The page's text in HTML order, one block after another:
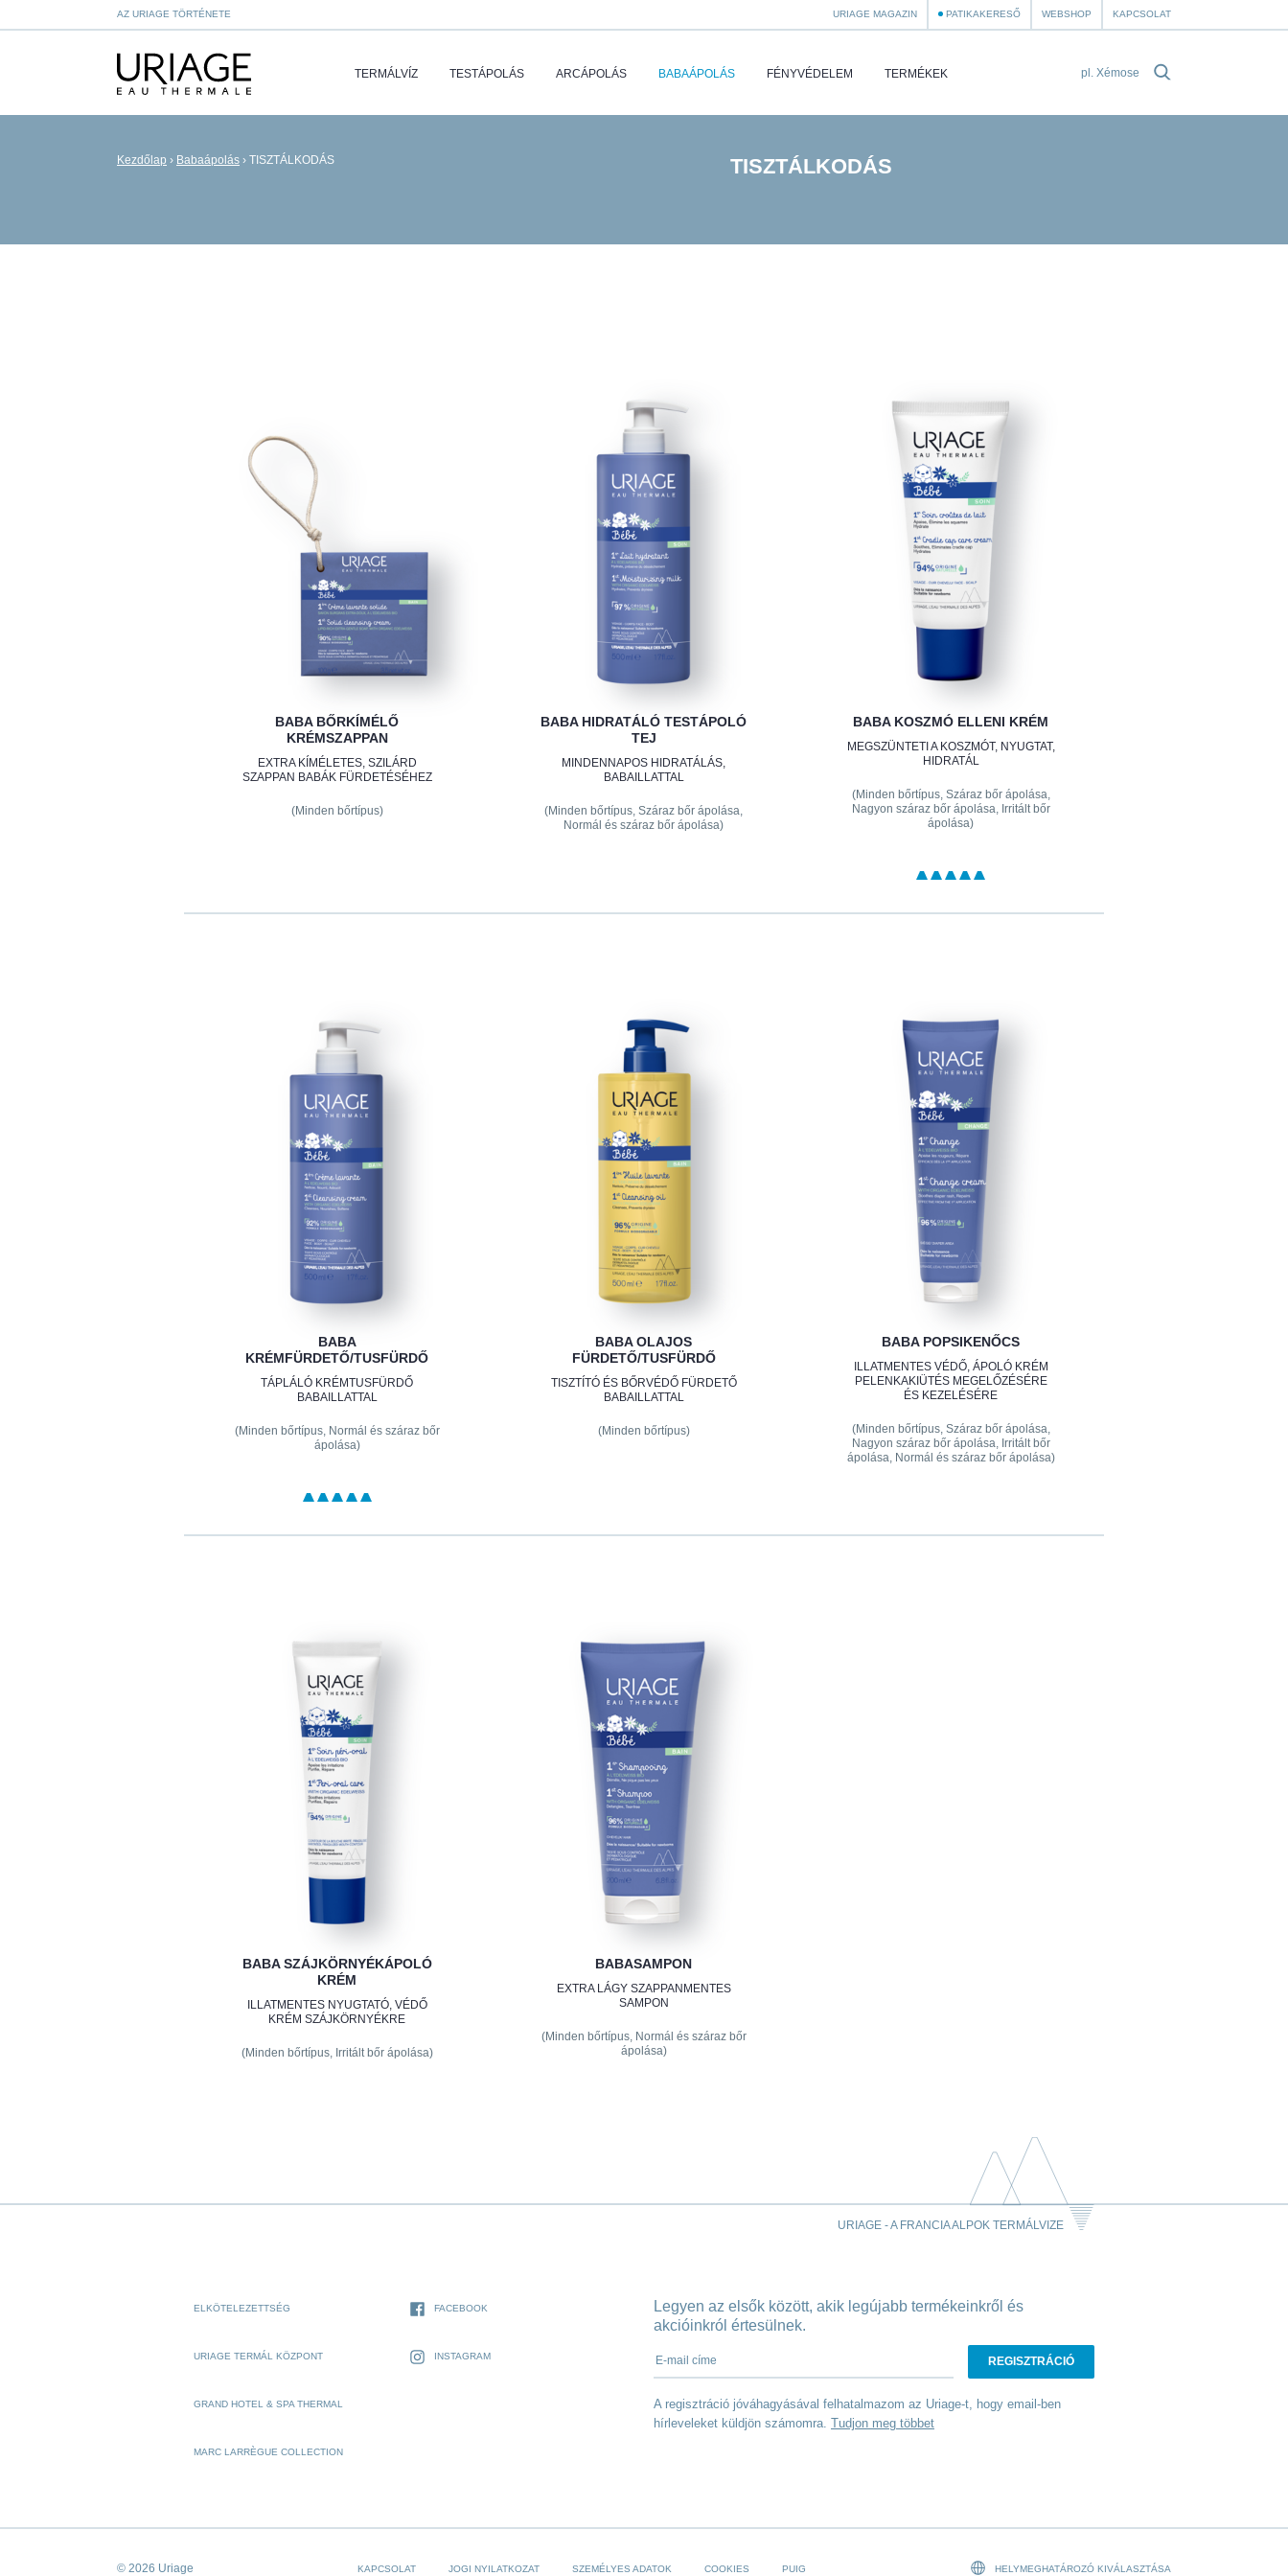
AZ URIAGE TÖRTÉNETE URIAGE MAGAZIN PATIKAKERESŐ WEBSHOP KAPCSOLAT
TERMÁLVÍZ TESTÁPOLÁS ARCÁPOLÁS BABAÁPOLÁS FÉNYVÉDELEM TERMÉKEK
Kezdőlap › Babaápolás › TISZTÁLKODÁS TISZTÁLKODÁS
BABA BŐRKÍMÉLŐ
KRÉMSZAPPAN
EXTRA KÍMÉLETES, SZILÁRD
SZAPPAN BABÁK FÜRDETÉSÉHEZ
(Minden bőrtípus)
BABA HIDRATÁLÓ TESTÁPOLÓ
TEJ
MINDENNAPOS HIDRATÁLÁS,
BABAILLATTAL
(Minden bőrtípus, Száraz bőr ápolása,
Normál és száraz bőr ápolása)
BABA KOSZMÓ ELLENI KRÉM
MEGSZÜNTETI A KOSZMÓT, NYUGTAT,
HIDRATÁL
(Minden bőrtípus, Száraz bőr ápolása,
Nagyon száraz bőr ápolása, Irritált bőr
ápolása)
BABA
KRÉMFÜRDETŐ/TUSFÜRDŐ
TÁPLÁLÓ KRÉMTUSFÜRDŐ
BABAILLATTAL
(Minden bőrtípus, Normál és száraz bőr
ápolása)
BABA OLAJOS
FÜRDETŐ/TUSFÜRDŐ
TISZTÍTÓ ÉS BŐRVÉDŐ FÜRDETŐ
BABAILLATTAL
(Minden bőrtípus)
BABA POPSIKENŐCS
ILLATMENTES VÉDŐ, ÁPOLÓ KRÉM
PELENKAKIÜTÉS MEGELŐZÉSÉRE
ÉS KEZELÉSÉRE
(Minden bőrtípus, Száraz bőr ápolása,
Nagyon száraz bőr ápolása, Irritált bőr
ápolása, Normál és száraz bőr ápolása)
BABA SZÁJKÖRNYÉKÁPOLÓ
KRÉM
ILLATMENTES NYUGTATÓ, VÉDŐ
KRÉM SZÁJKÖRNYÉKRE
(Minden bőrtípus, Irritált bőr ápolása)
BABASAMPON
EXTRA LÁGY SZAPPANMENTES
SAMPON
(Minden bőrtípus, Normál és száraz bőr
ápolása)
URIAGE - A FRANCIA ALPOK TERMÁLVIZE
ELKÖTELEZETTSÉG
URIAGE TERMÁL KÖZPONT
GRAND HOTEL & SPA THERMAL
MARC LARRÈGUE COLLECTION
FACEBOOK
INSTAGRAM
Legyen az elsők között, akik legújabb termékeinkről és
akcióinkról értesülnek.
E-mail címe
A regisztráció jóváhagyásával felhatalmazom az Uriage-t, hogy email-ben
hírleveleket küldjön számomra. Tudjon meg többet
© 2026 Uriage KAPCSOLAT JOGI NYILATKOZAT SZEMÉLYES ADATOK COOKIES PUIG HELYMEGHATÁROZÓ KIVÁLASZTÁSA